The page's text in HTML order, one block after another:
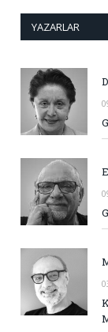
YAZARLAR